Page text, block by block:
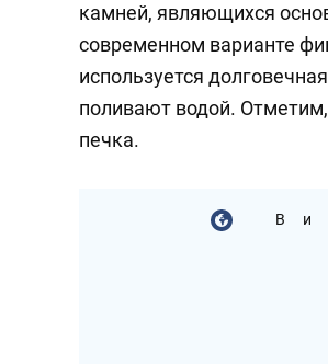
камней, являющихся
современном варианте
используется
поливают водой.
печка.